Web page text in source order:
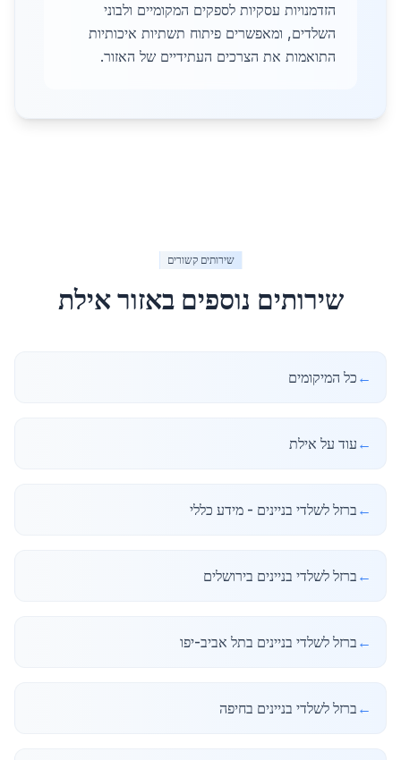
הזדמנויות עסקיות לספקים המקומיים ולבוני
השלדים, ומאפשרים פיתוח תשתיות איכותיות
התואמות את הצרכים העתידיים של האזור.
שירותים קשורים
שירותים נוספים באזוראילת
← כל המיקומים
← עוד על אילת
← ברזל לשלדי בניינים - מידע כללי
← ברזל לשלדי בניינים בירושלים
← ברזל לשלדי בניינים בתל אביב-יפו
← ברזל לשלדי בניינים בחיפה